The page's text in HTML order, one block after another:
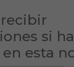
recibir
si
esta